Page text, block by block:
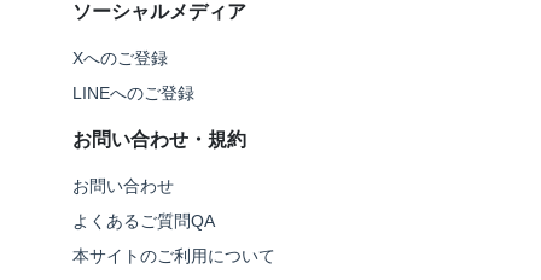
ソーシャルメディア
Xへのご登録
LINEへのご登録
お問い合わせ・規約
お問い合わせ
よくあるご質問QA
本サイトのご利用について